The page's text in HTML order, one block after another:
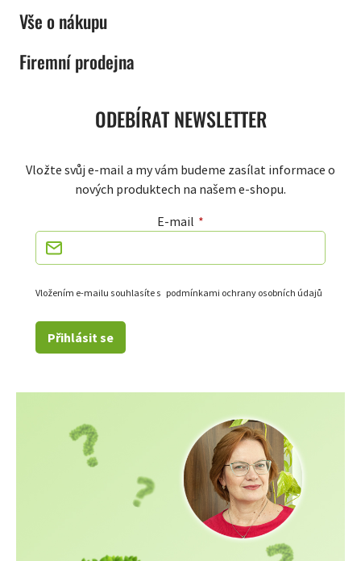
Vše o nákupu
Firemní prodejna
ODEBÍRAT NEWSLETTER
Vložte svůj e-mail a my vám budeme zasílat informace o
nových produktech na našem e-shopu.
E-mail
Vložením e-mailu souhlasíte s podmínkami ochrany osobních údajů
Přihlásit se